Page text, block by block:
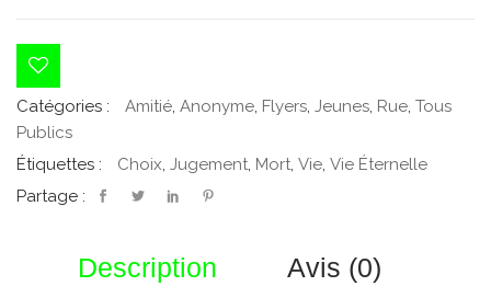
Catégories : Amitié, Anonyme, Flyers, Jeunes, Rue, Tous
Publics
Étiquettes :
Choix, Jugement, Mort, Vie, Vie Éternelle
Partage :
Description
Avis (0)